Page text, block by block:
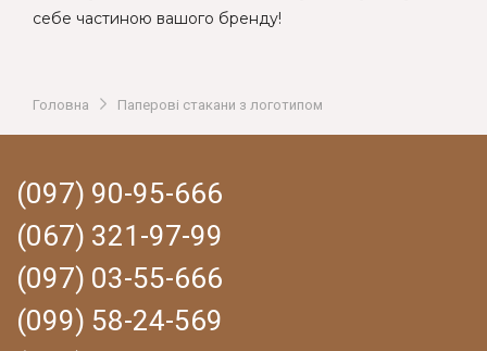
Головна Паперові стакани з логотипом
себе частиною вашого бренду!
(097) 90-95-666
(067) 321-97-99
(097) 03-55-666
(099) 58-24-569